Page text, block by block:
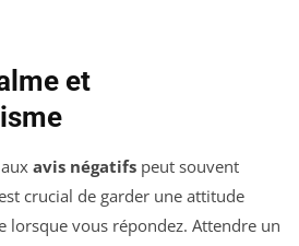
et
avis négatifs peut souvent
crucial de garder une attitude
lorsque vous répondez. Attendre un